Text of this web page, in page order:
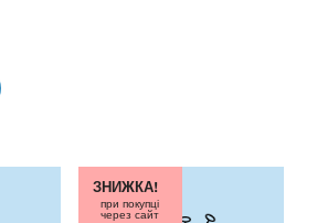
ЗНИЖКА!
при покупці
через сайт